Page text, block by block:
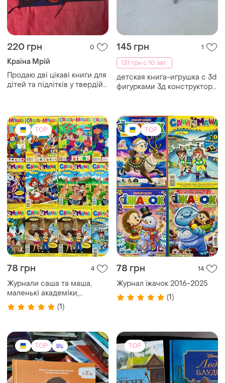
220 грн 0
Країна Мрій
Продаю дві цікаві книги для
дітей та підлітків у твердій
* джек лондон — “біле ікло”
145 грн
1
131 грн с 10 авг.
детская книга-игрушка с 3d
фигурками 3д конструктор
TOP
78 грн 4
Журнали саша та маша,
маленькі академіки,
непосида
(1)
TOP
78 грн 14
Журнал їжачок 2016-2025
(1)
TOP TOP